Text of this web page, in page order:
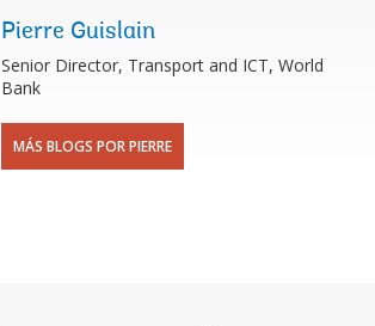
Pierre Guislain
Senior Director, Transport and ICT, World
Bank
MÁS BLOGS POR PIERRE